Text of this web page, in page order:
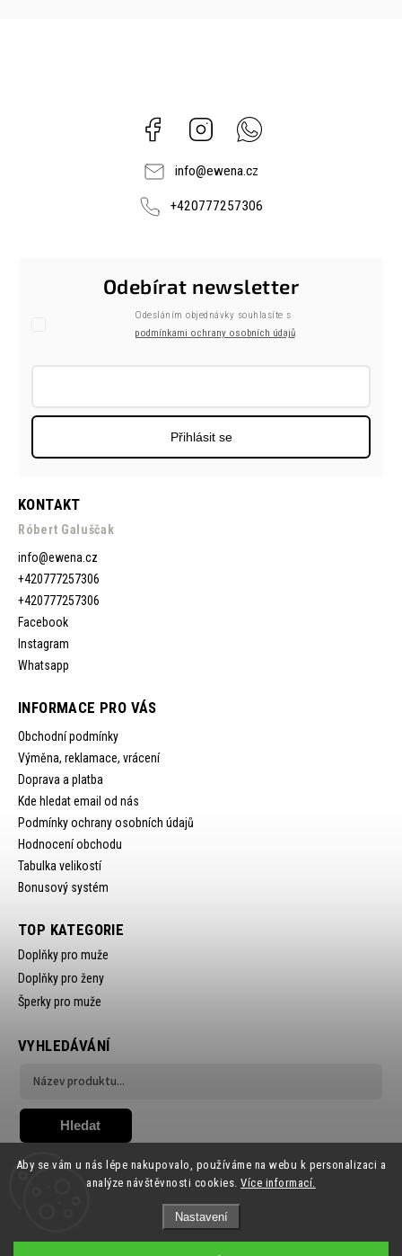
Aby se vám u nás lépe nakupovalo, používáme na webu k personalizaci a
analýze návštěvnosti cookies.Více informací.
Nastavení
Facebook Instagram
info@ewena.cz
+420777257306
KONTAKT
Róbert Galuščak
info@ewena.cz
+420777257306
+420777257306
Facebook
Instagram
Whatsapp
INFORMACE PRO VÁS
Obchodní podmínky
Výměna, reklamace, vrácení
Doprava a platba
Kde hledat email od nás
Podmínky ochrany osobních údajů
Hodnocení obchodu
Tabulka velikostí
Bonusový systém
Odebírat newsletter
Odesláním objednávky souhlasíte s
podmínkami ochrany osobních údajů
Přihlásit se
TOP KATEGORIE
Doplňky pro muže
Doplňky pro ženy
Šperky pro muže
VYHLEDÁVÁNÍ
Hledat
. Všechna práva vyhrazena.